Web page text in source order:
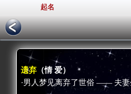
起名
遗弃 （情 爱）
·男人梦见离弃了世俗 —— 夫妻